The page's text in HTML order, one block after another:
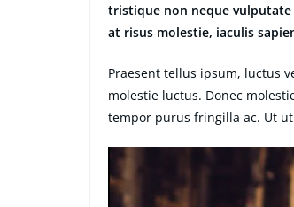
tristique non neque
at risus molestie, iaculis
Praesent tellus ipsum, luctus
molestie luctus. Donec
tempor purus fringilla ac. Ut